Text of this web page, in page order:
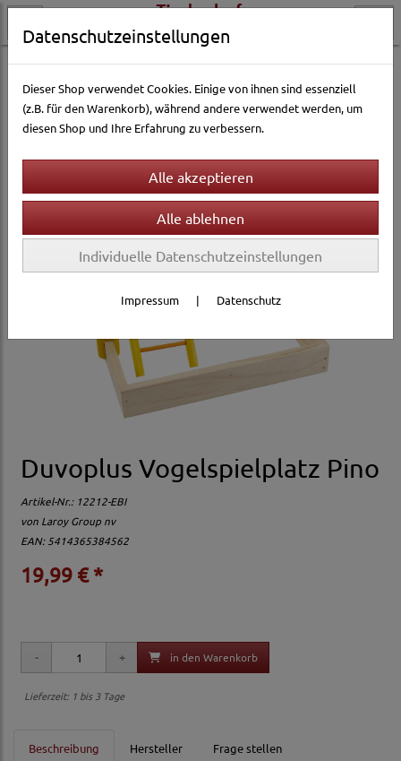
Vogelwelt Ausstattung & Zubehör Spielzeug
Duvoplus Vogelspielplatz Pino
Artikel-Nr.: 12212-EBI
von Laroy Group nv
EAN: 5414365384562
19,99 € *
in den Warenkorb
Lieferzeit: 1 bis 3 Tage
Beschreibung Hersteller Frage stellen
Datenschutzeinstellungen
Dieser Shop verwendet Cookies. Einige von ihnen sind essenziell
(z.B. für den Warenkorb), während andere verwendet werden, um
diesen Shop und Ihre Erfahrung zu verbessern.
Individuelle Datenschutzeinstellungen
Impressum | Datenschutz